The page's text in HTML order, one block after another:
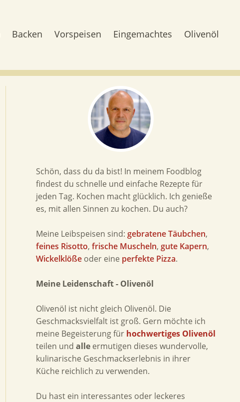
Backen Vorspeisen Eingemachtes Olivenöl
Schön, dass du da bist! In meinem Foodblog
findest du schnelle und einfache Rezepte für
jeden Tag. Kochen macht glücklich. Ich genieße
es, mit allen Sinnen zu kochen. Du auch?
Meine Leibspeisen sind: gebratene Täubchen,
feines Risotto, frische Muscheln, gute Kapern,
Wickelklößeoder eine perfekte Pizza.
Meine Leidenschaft - Olivenöl
Olivenöl ist nicht gleich Olivenöl. Die
Geschmacksvielfalt ist groß. Gern möchte ich
meine Begeisterung für hochwertiges Olivenöl
teilen und alleermutigen dieses wundervolle,
kulinarische Geschmackserlebnis in ihrer
Küche reichlich zu verwenden.
Du hast ein interessantes oder leckeres